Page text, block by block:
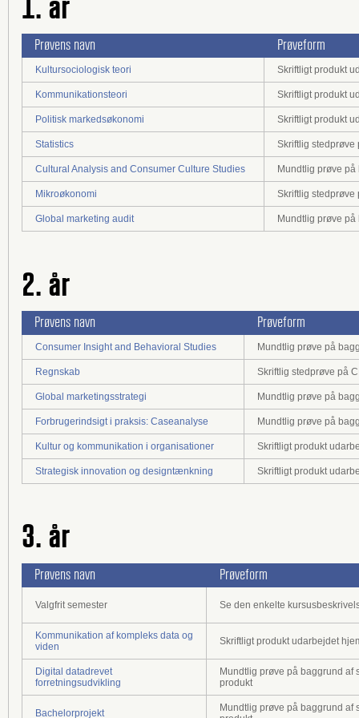
1. år
Prøvens navn Prøveform
Kultursociologisk teori Skriftligt produkt
Kommunikationsteori Skriftligt produkt
Politisk markedsøkonomi Skriftligt produkt
Statistics Skriftlig stedprøve
Cultural Analysis and Consumer Culture Studies Mundtlig prøve
Mikroøkonomi Skriftlig stedprøve
Global marketing audit Mundtlig prøve
2. år
Prøvens navn Prøveform
Consumer Insight and Behavioral Studies Mundtlig prøve på
Regnskab Skriftlig stedprøve på
Global marketingsstrategi Mundtlig prøve på
Forbrugerindsigt i praksis: Caseanalyse Mundtlig prøve på
Kultur og kommunikation i organisationer Skriftligt produkt
Strategisk innovation og designtænkning Skriftligt produkt
3. år
Prøvens navn Prøveform
Valgfrit semester Se den enkelte
Kommunikation af kompleks data og
viden
Skriftligt produkt udarbejdet
Digital datadrevet
forretningsudvikling
Mundtlig prøve på baggrund af
produkt
Bachelorprojekt
Mundtlig prøve på baggrund af